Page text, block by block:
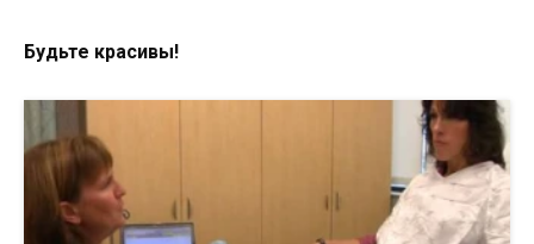
Будьте красивы!